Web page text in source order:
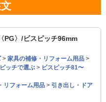
PG〉/ビスピッチ96mm
> 家具の補修・リフォーム用品 >
ッチで選ぶ > ビスピッチ81〜
リフォーム用品 > 引き出し・ドア